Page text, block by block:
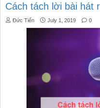
Cách tách lời bài hát
Đức Tiến July 1, 2019 0